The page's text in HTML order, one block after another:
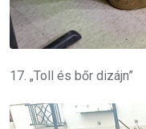
17. „Toll és bőr dizájn”